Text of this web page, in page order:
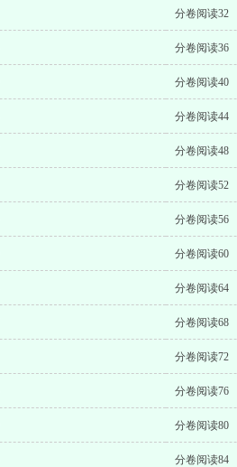
分卷阅读32
分卷阅读36
分卷阅读40
分卷阅读44
分卷阅读48
分卷阅读52
分卷阅读56
分卷阅读60
分卷阅读64
分卷阅读68
分卷阅读72
分卷阅读76
分卷阅读80
分卷阅读84